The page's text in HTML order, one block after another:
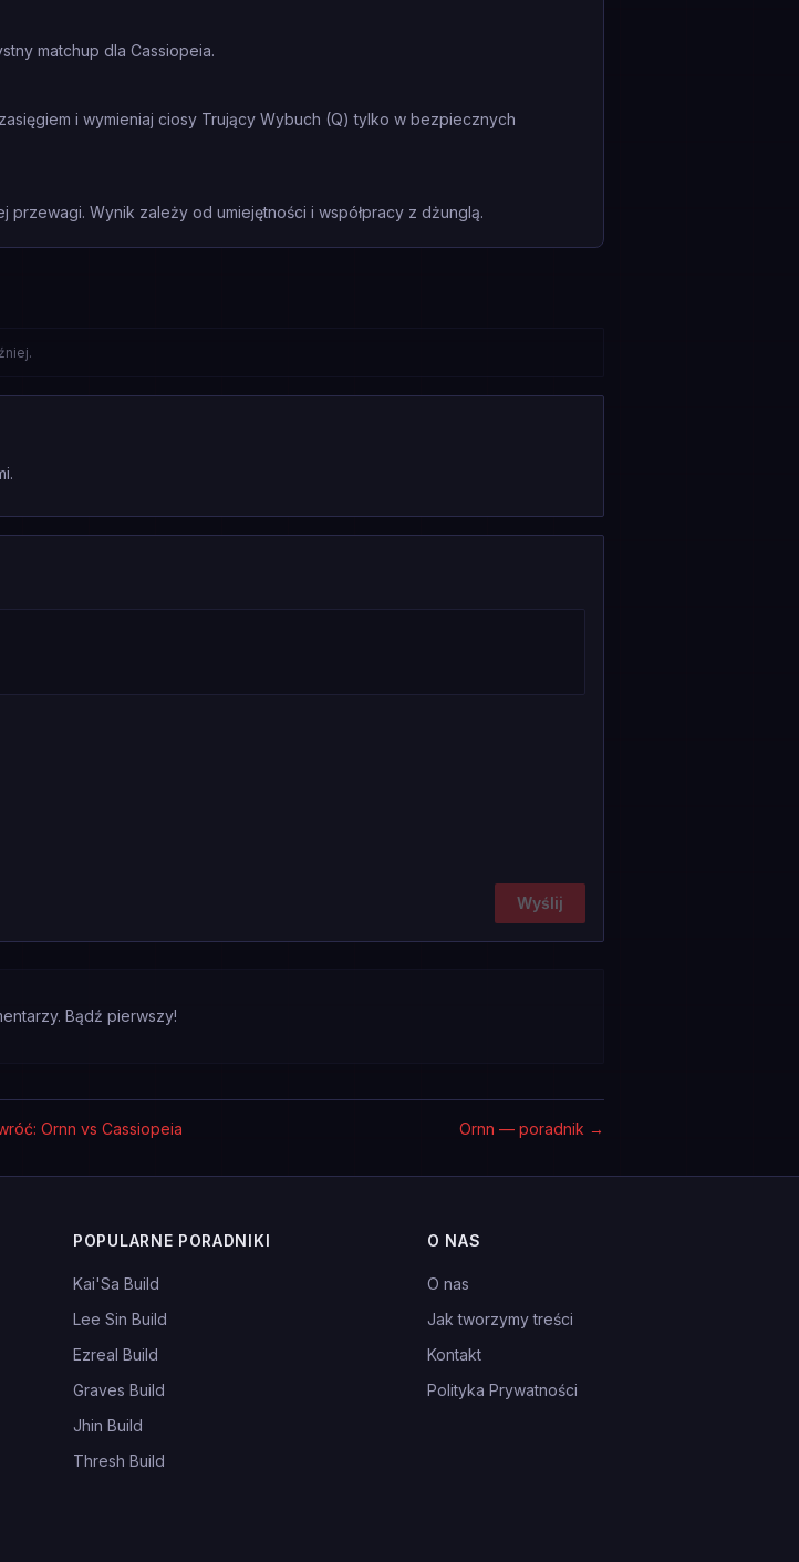
matchup dla Cassiopeia.
i wymieniaj ciosy Trujący Wybuch (Q) tylko w bezpiecznych
Wynik zależy od umiejętności i współpracy z dżunglą.
Wyślij
Bądź pierwszy!
Ornn vs Cassiopeia Ornn — poradnik →
POPULARNE PORADNIKI
Kai'Sa Build
Lee Sin Build
Ezreal Build
Graves Build
Jhin Build
Thresh Build
O NAS
O nas
Jak tworzymy treści
Kontakt
Polityka Prywatności